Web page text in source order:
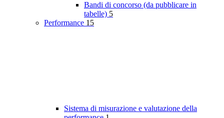
Bandi di concorso (da pubblicare in
tabelle) 5
Performance 15
Sistema di misurazione e valutazione della